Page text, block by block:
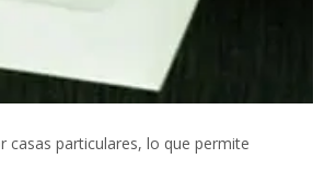
casas particulares, lo que permite